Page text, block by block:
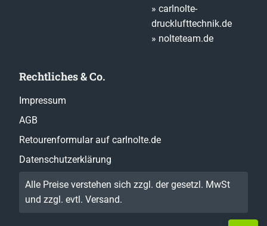
» carlnolte-
drucklufttechnik.de
» nolteteam.de
Rechtliches & Co.
Impressum
AGB
Retourenformular auf carlnolte.de
Datenschutzerklärung
Alle Preise verstehen sich zzgl. der gesetzl. MwSt
und zzgl. evtl. Versand.